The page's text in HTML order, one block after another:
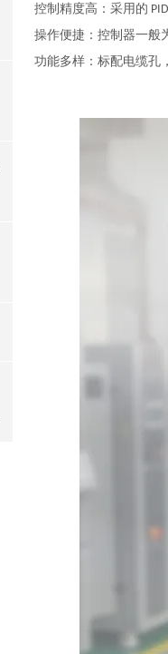
控制精度高：采用的
操作便捷：控制器一般
功能多样：标配电缆孔